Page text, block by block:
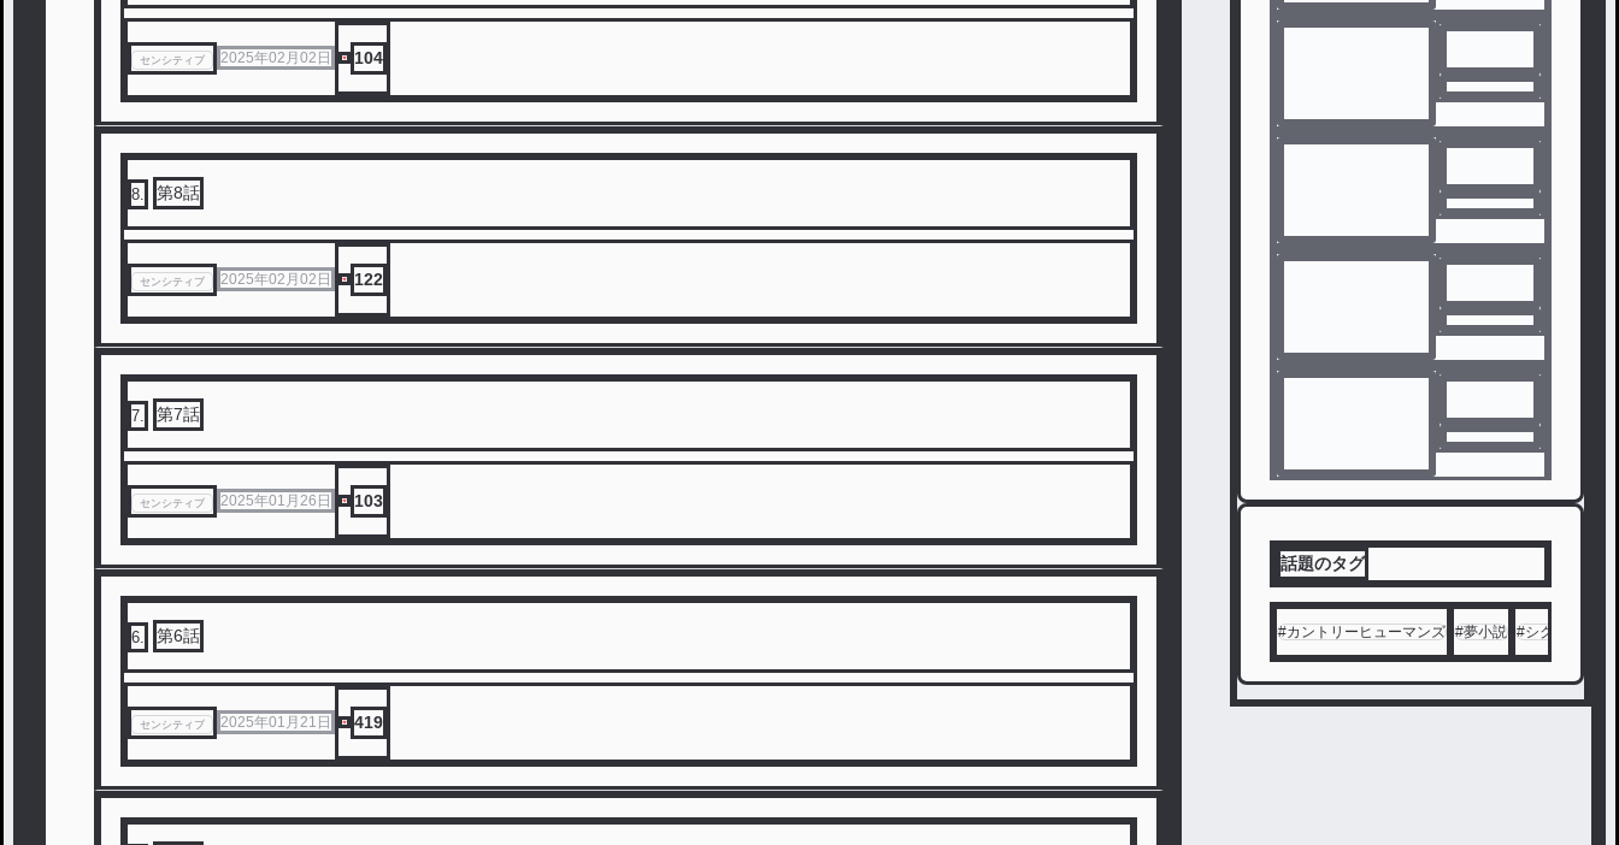
センシティブ 2025年02月02日 104
8 第8話
センシティブ 2025年02月02日 122
7 第7話
センシティブ 2025年01月26日 103
6 第6話
センシティブ 2025年01月21日 419
話題のタグ
#カントリーヒューマンズ #夢小説 #シクフォニ